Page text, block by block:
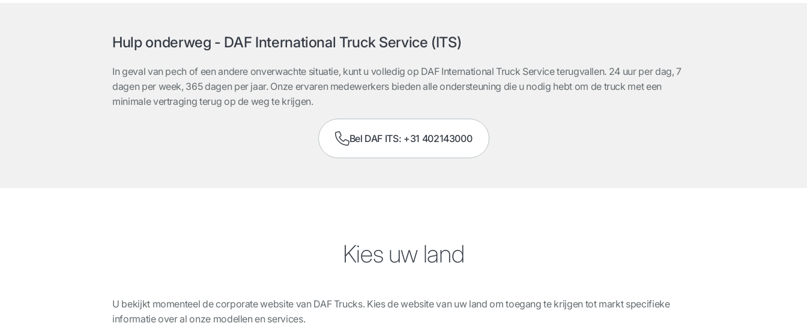
Hulp onderweg - DAF International Truck Service (ITS)
In geval van pech of een andere onverwachte situatie, kunt u volledig op DAF International Truck Service terugvallen. 24 uur per dag, 7
dagen per week, 365 dagen per jaar. Onze ervaren medewerkers bieden alle ondersteuning die u nodig hebt om de truck met een
minimale vertraging terug op de weg te krijgen.
Bel DAF ITS: +31 402143000
Kies uw land
U bekijkt momenteel de corporate website van DAF Trucks. Kies de website van uw land om toegang te krijgen tot markt specifieke
informatie over al onze modellen en services.